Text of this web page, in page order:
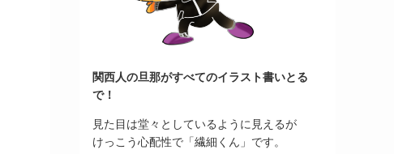
関西人の旦那がすべてのイラスト書いとる
で！
見た目は堂々としているように見えるが
けっこう心配性で「繊細くん」です。